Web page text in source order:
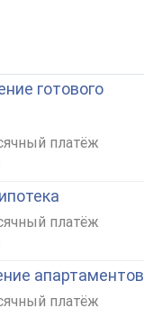
готового
платёж
платёж
апартаментов
платёж